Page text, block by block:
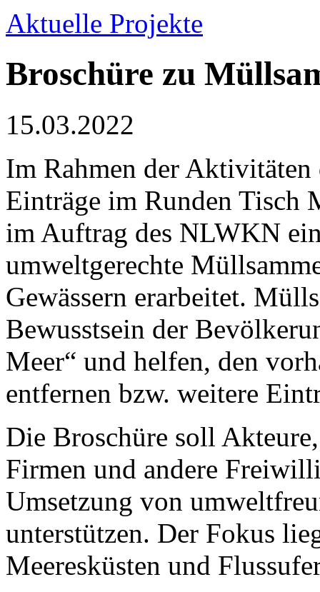
Aktuelle Projekte
Broschüre zu
15.03.2022
Im Rahmen der Aktivitäten
Einträge im Runden Tisch
im Auftrag des NLWKN
umweltgerechte
Gewässern erarbeitet.
Bewusstsein der
Meer“ und helfen, den
entfernen bzw. weitere
Die Broschüre soll
Firmen und andere
Umsetzung von
unterstützen. Der Fokus
Meeresküsten und